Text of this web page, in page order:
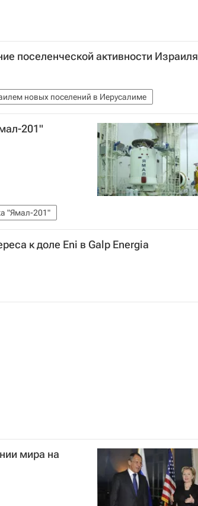
поселенческой активности Израиля
новых поселений в Иерусалиме
201"
"Ямал-201"
к доле Eni в Galp Energia
мира на